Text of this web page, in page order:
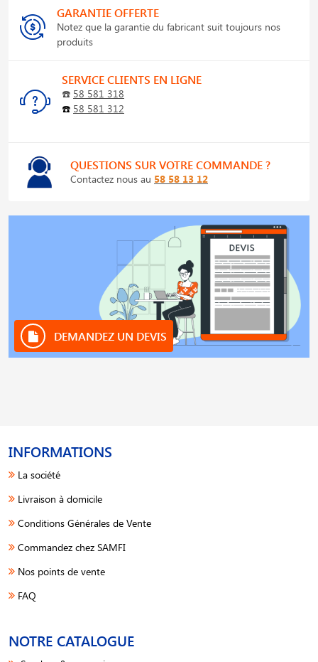
GARANTIE OFFERTE
Notez que la garantie du fabricant suit toujours nos
produits
SERVICE CLIENTS EN LIGNE
☎️ 58 581 318
☎️ 58 581 312
QUESTIONS SUR VOTRE COMMANDE ?
Contactez nous au 58 58 13 12
DEMANDEZ UN DEVIS
INFORMATIONS
La société
Livraison à domicile
Conditions Générales de Vente
Commandez chez SAMFI
Nos points de vente
FAQ
NOTRE CATALOGUE